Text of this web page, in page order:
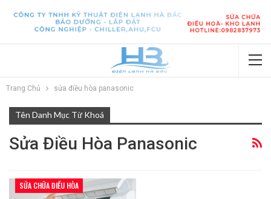
Trang Chủ sửa điều hòa panasonic
Tên Danh Mục Từ Khoá
Sửa Điều Hòa Panasonic
SỬA CHỮA ĐIỀU HÒA